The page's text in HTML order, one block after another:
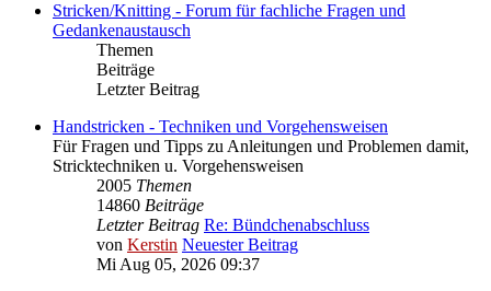
Stricken/Knitting - Forum für fachliche Fragen und
Gedankenaustausch
Themen
Beiträge
Letzter Beitrag
Handstricken - Techniken und Vorgehensweisen
Für Fragen und Tipps zu Anleitungen und Problemen damit,
Stricktechniken u. Vorgehensweisen
2005 Themen
14860 Beiträge
Letzter Beitrag Re: Bündchenabschluss
von Kerstin Neuester Beitrag
Mi Aug 05, 2026 09:37